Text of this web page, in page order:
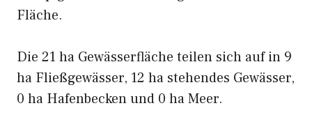
Fläche.
Die 21 ha Gewässerfläche teilen sich auf in 9
ha Fließgewässer, 12 ha stehendes Gewässer,
0 ha Hafenbecken und 0 ha Meer.